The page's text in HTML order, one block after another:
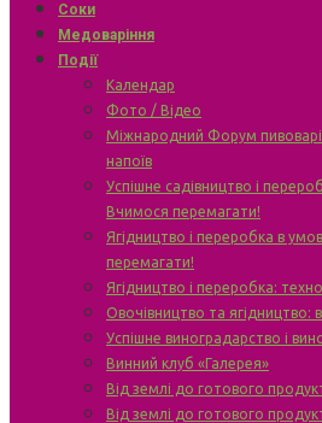
Соки
Медоваріння
Події
Календар
Фото / Відео
Міжнародний Форум
напоїв
Успішне садівництво і
Вчимося перемагати!
Ягідництво і переробка в
перемагати!
Ягідництво і переробка:
Овочівництво та ягідництво:
Успішне виноградарство і
Винний клуб «Галерея»
Від землі до готового
Від землі до готового